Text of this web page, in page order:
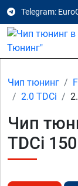
Telegram:
Чип тюнинг
2.0 TDCi
Чип
TDCi